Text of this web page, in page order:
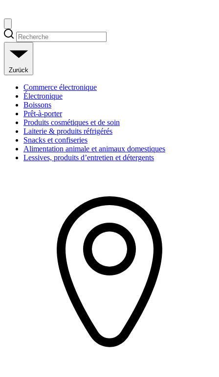
Zurück
Commerce électronique
Électronique
Boissons
Prêt-à-porter
Produits cosmétiques et de soin
Laiterie & produits réfrigérés
Snacks et confiseries
Alimentation animale et animaux domestiques
Lessives, produits d’entretien et détergents